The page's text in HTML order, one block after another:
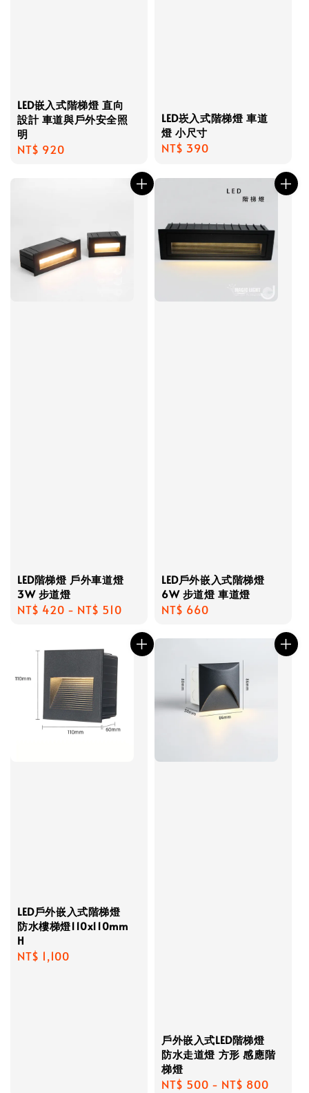
LED嵌入式階梯燈 直向
設計 車道與戶外安全照
明
Regular
NT$ 920
LED崁入式階梯燈 車道
燈 小尺寸
Regular
NT$ 390
LED階梯燈 戶外車道燈
3W 步道燈
Regular
NT$ 420 - NT$ 510
LED戶外嵌入式階梯燈
6W 步道燈 車道燈
Regular
NT$ 660
LED戶外嵌入式階梯燈
防水樓梯燈110x110mm
H
Regular
NT$ 1,100
戶外嵌入式LED階梯燈
防水走道燈 方形 感應階
梯燈
Regular
NT$ 500 - NT$ 800